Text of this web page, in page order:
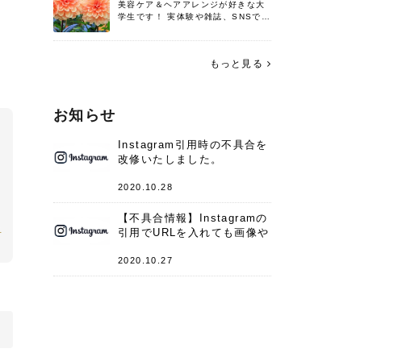
美容ケア＆ヘアアレンジが好きな大
学生です！ 実体験や雑誌、SNSで知
す。 これからよろしくお願いします
もっと見る
お知らせ
Instagram引用時の不具合を
改修いたしました。
2020.10.28
【不具合情報】Instagramの
引用でURLを入れても画像や
件
2020.10.27